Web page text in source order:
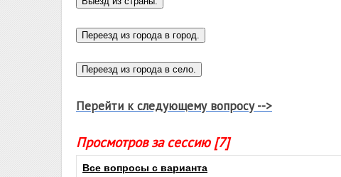
Перейти к следующему вопросу -->
Просмотров за сессию [7]
Все вопросы с варианта